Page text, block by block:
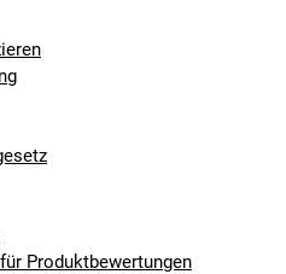
Produktbewertungen